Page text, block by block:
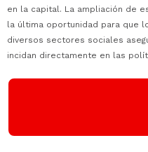
en la capital. La ampliación de
la última oportunidad para que
diversos sectores sociales
incidan directamente en las